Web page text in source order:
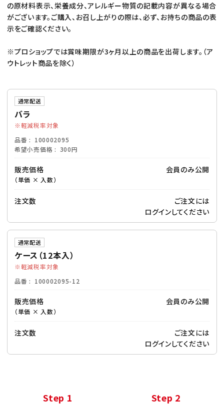
の原材料表示、栄養成分、アレルギー物質の記載内容が異なる場合
がございます。ご購入、お召し上がりの際は、必ず、お持ちの商品の表
示をご確認ください。
※プロショップでは賞味期限が3ヶ月以上の商品を出荷します。（ア
ウトレット商品を除く）
通常配送
バラ
軽減税率対象
品番
100002095
希望小売価格
300円
販売価格
（単価 × 入数）
会員のみ公開
注文数
ご注文には
ログインしてください
通常配送
ケース（12本入）
軽減税率対象
品番
100002095-12
販売価格
（単価 × 入数）
会員のみ公開
注文数
ご注文には
ログインしてください
Step 1 Step 2